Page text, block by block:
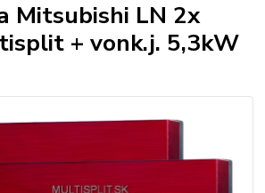
Mitsubishi LN 2x
+ vonk.j. 5,3kW